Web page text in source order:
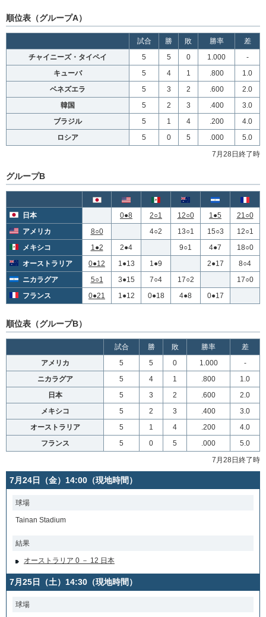
順位表（グループA）
試合 勝 敗 勝率
差
チャイニーズ・タイペイ
5 5 0 1.000
-
キューバ
5 4 1 .800
1.0
ベネズエラ
5 3 2 .600
2.0
韓国
5 2 3 .400
3.0
ブラジル
5 1 4 .200
4.0
ロシア
5 0 5 .000
5.0
7月28日終了時
グループB
日本 0●8 2○1 12○0 1●5
21○0
アメリカ
8○0 4○2 13○1 15○3
12○1
メキシコ
1●2 2●4 9○1 4●7
18○0
オーストラリア
0●12 1●13 1●9 2●17
8○4
ニカラグア
5○1 3●15 7○4 17○2
17○0
フランス
0●21 1●12 0●18 4●8 0●17
順位表（グループB）
試合 勝 敗 勝率
差
アメリカ
5 5 0 1.000
-
ニカラグア
5 4 1 .800
1.0
日本
5 3 2 .600
2.0
メキシコ
5 2 3 .400
3.0
オーストラリア
5 1 4 .200
4.0
フランス
5 0 5 .000
5.0
7月28日終了時
7月24日（金）14:00（現地時間）
球場
Tainan Stadium
結果
オーストラリア 0 － 12 日本
7月25日（土）14:30（現地時間）
球場